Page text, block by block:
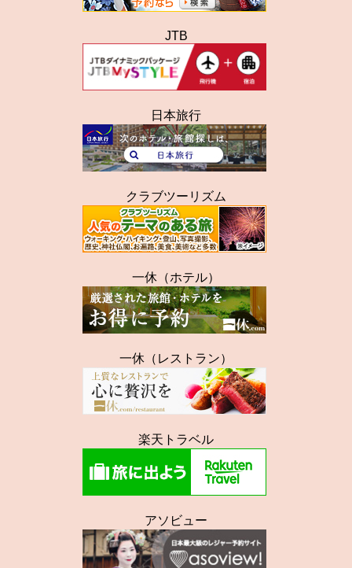
JTB
日本旅行
クラブツーリズム
一休（ホテル）
一休（レストラン）
楽天トラベル
アソビュー